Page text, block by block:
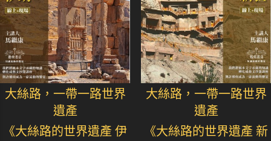
大絲路，一帶一路世界
遺產
《大絲路的世界遺產 伊
大絲路，一帶一路世界
遺產
《大絲路的世界遺產 新